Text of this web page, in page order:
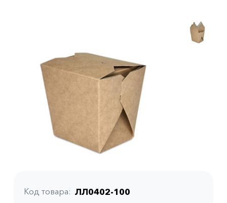
Код товара ЛЛ0402-100